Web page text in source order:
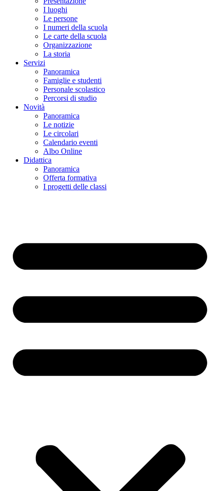
I luoghi
Le persone
I numeri della scuola
Le carte della scuola
Organizzazione
La storia
Servizi
Panoramica
Famiglie e studenti
Personale scolastico
Percorsi di studio
Novità
Panoramica
Le notizie
Le circolari
Calendario eventi
Albo Online
Didattica
Panoramica
Offerta formativa
I progetti delle classi